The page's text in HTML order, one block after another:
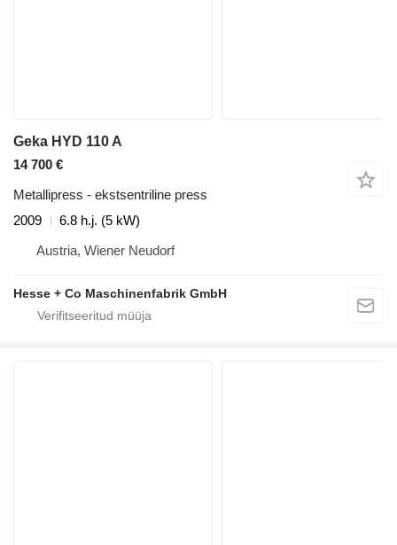
Geka HYD 110 A
14 700 €
Metallipress - ekstsentriline press
2009
6.8 h.j. (5 kW)
Austria, Wiener Neudorf
Hesse + Co Maschinenfabrik GmbH